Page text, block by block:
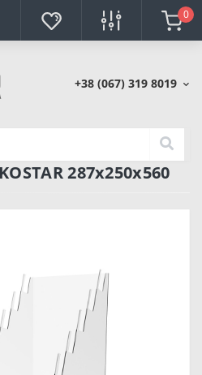
0
+38 (067) 319 8019
287х250х560